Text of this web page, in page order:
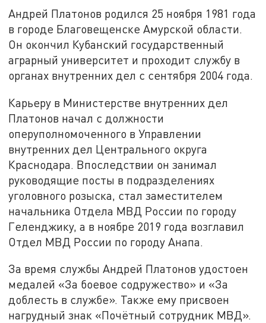
Андрей Платонов родился 25 ноября 1981 года
в городе Благовещенске Амурской области.
Он окончил Кубанский государственный
аграрный университет и проходит службу в
органах внутренних дел с сентября 2004 года.
Карьеру в Министерстве внутренних дел
Платонов начал с должности
оперуполномоченного в Управлении
внутренних дел Центрального округа
Краснодара. Впоследствии он занимал
руководящие посты в подразделениях
уголовного розыска, стал заместителем
начальника Отдела МВД России по городу
Геленджику, а в ноябре 2019 года возглавил
Отдел МВД России по городу Анапа.
За время службы Андрей Платонов удостоен
медалей «За боевое содружество» и «За
доблесть в службе». Также ему присвоен
нагрудный знак «Почётный сотрудник МВД».